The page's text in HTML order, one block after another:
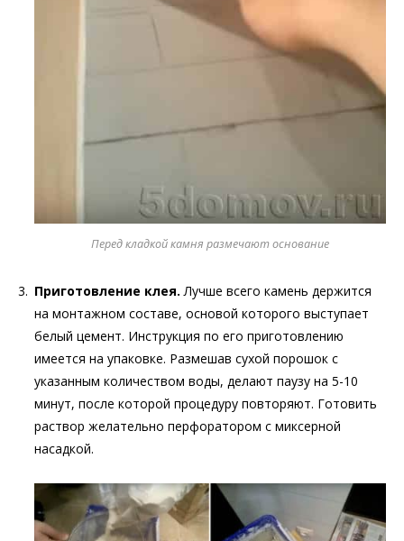
Перед кладкой камня размечают основание
Приготовление клея. Лучше всего камень держится
на монтажном составе, основой которого выступает
белый цемент. Инструкция по его приготовлению
имеется на упаковке. Размешав сухой порошок с
указанным количеством воды, делают паузу на 5-10
минут, после которой процедуру повторяют. Готовить
раствор желательно перфоратором с миксерной
насадкой.